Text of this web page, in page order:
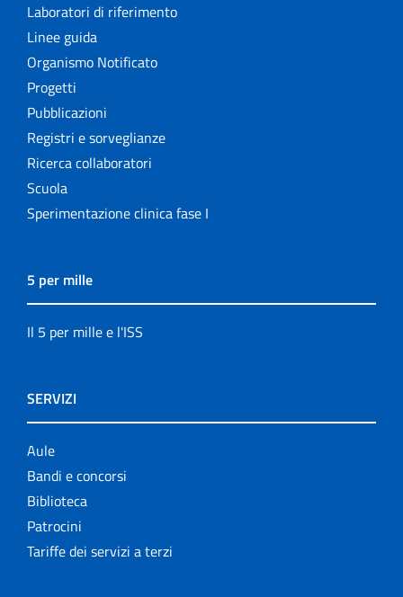
Laboratori di riferimento
Linee guida
Organismo Notificato
Progetti
Pubblicazioni
Registri e sorveglianze
Ricerca collaboratori
Scuola
Sperimentazione clinica fase I
5 per mille
Il 5 per mille e l'ISS
SERVIZI
Aule
Bandi e concorsi
Biblioteca
Patrocini
Tariffe dei servizi a terzi